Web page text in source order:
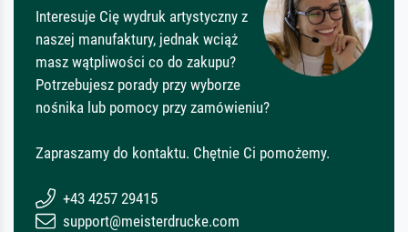
Interesuje Cię wydruk artystyczny z
naszej manufaktury, jednak wciąż
masz wątpliwości co do zakupu?
Potrzebujesz porady przy wyborze
nośnika lub pomocy przy zamówieniu?
Zapraszamy do kontaktu. Chętnie Ci pomożemy.
+43 4257 29415
support@meisterdrucke.com